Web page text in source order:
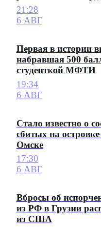
21:28
6 АВГ
Первая в истории
набравшая 500
студенткой МФТИ
19:34
6 АВГ
Стало известно о
сбитых на островке
Омске
17:30
6 АВГ
Вбросы об
из РФ в Грузии
из США